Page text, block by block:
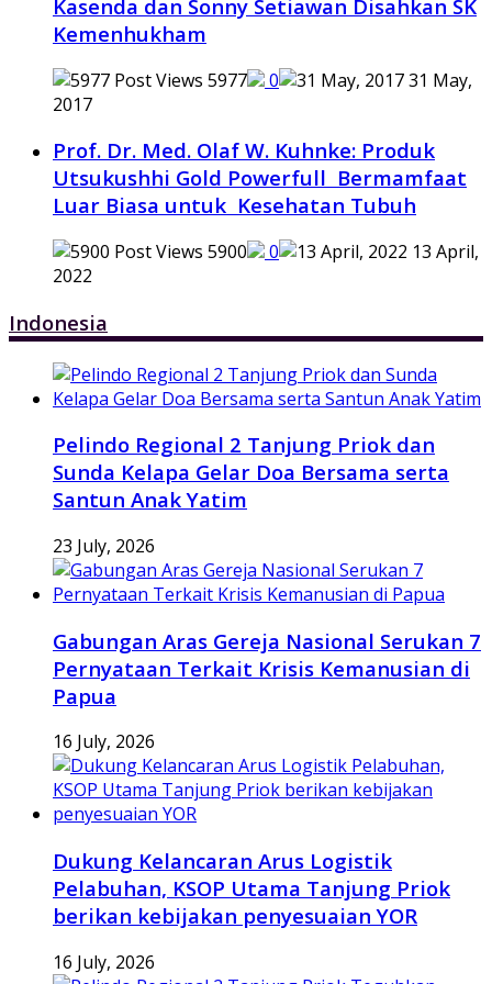
Kasenda dan Sonny Setiawan Disahkan SK
Kemenhukham
5977 0
31 May,
2017
Prof. Dr. Med. Olaf W. Kuhnke: Produk
Utsukushhi Gold Powerfull Bermamfaat
Luar Biasa untuk Kesehatan Tubuh
5900 0
13 April,
2022
Indonesia
Pelindo Regional 2 Tanjung Priok dan
Sunda Kelapa Gelar Doa Bersama serta
Santun Anak Yatim
23 July, 2026
Gabungan Aras Gereja Nasional Serukan 7
Pernyataan Terkait Krisis Kemanusian di
Papua
16 July, 2026
Dukung Kelancaran Arus Logistik
Pelabuhan, KSOP Utama Tanjung Priok
berikan kebijakan penyesuaian YOR
16 July, 2026